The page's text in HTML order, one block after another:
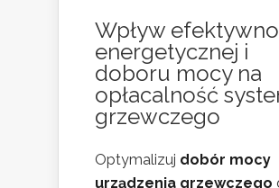
Wpływ
energetycznej i
doboru mocy na
opłacalność
grzewczego
Optymalizuj dobór mocy
urządzenia grzewczego